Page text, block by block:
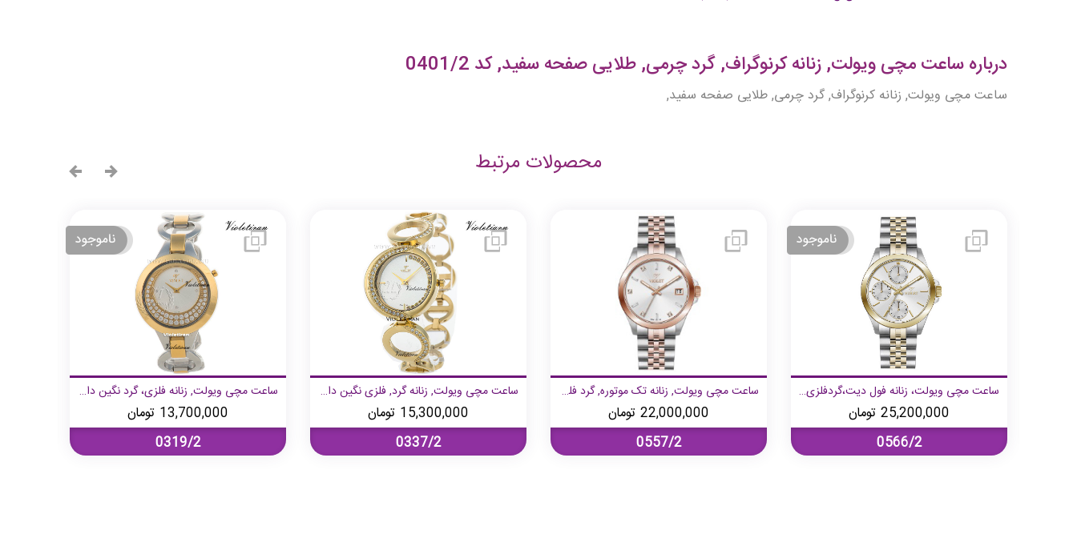
درباره ساعت مچی ویولت, زنانه کرنوگراف, گرد چرمی, طلایی صفحه سفید, کد 0401/2
ساعت مچی ویولت, زنانه کرنوگراف, گرد چرمی, طلایی صفحه سفید,
محصولات مرتبط
ساعت مچی ویولت, زنانه فلزی، گرد نگین دار, دورنگ صفحه روشن
13,700,000 تومان
0319/2
ساعت مچی ویولت, زنانه گرد, فلزی نگین دار, طلایی صفحه سفید
15,300,000 تومان
0337/2
ساعت مچی ویولت, زنانه تک موتوره, گرد فلزی, دورنگ رزگلد صفحه سفید
22,000,000 تومان
0557/2
ساعت مچی ویولت، زنانه فول دیت،گردفلزی، دورنگ استیل طلایی، صفحه سفید
25,200,000 تومان
0566/2